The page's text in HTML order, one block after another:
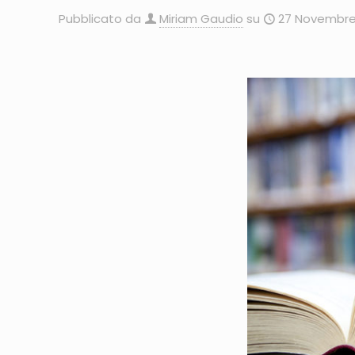
Pubblicato da Miriam Gaudio su 27